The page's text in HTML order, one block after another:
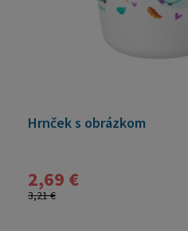
Hrnček s obrázkom
2,69 €
3,21 €